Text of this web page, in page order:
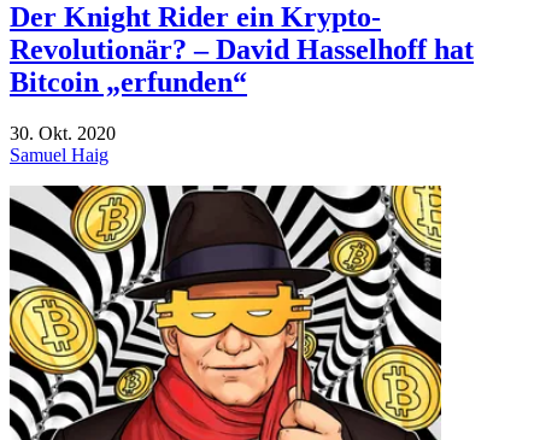
Der Knight Rider ein Krypto-
Revolutionär? – David Hasselhoff hat
Bitcoin „erfunden“
30. Okt. 2020
Samuel Haig